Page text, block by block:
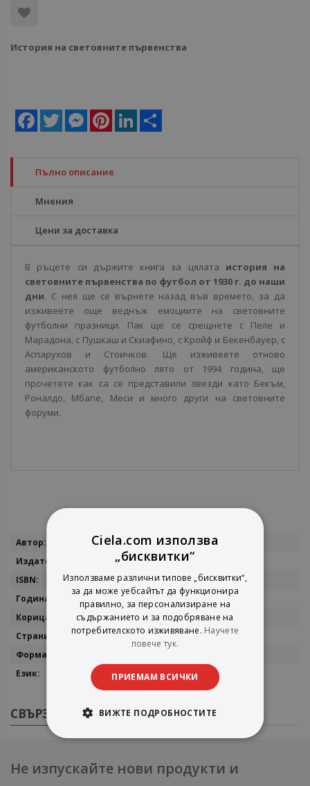
История на световните първенства
Facebook
Twitter MessengerPinterestLinkedIn
Пълно описание
Мнения
Цени за доставка
В ръцете си държите книга за цялата история на
световните първенства по футбол от 1930 г. до наши
дни. С нея ще се върнете назад във времето, за да
изживеете още веднъж емоциите на световните
футболни празници. Пак ще се срещнете с Пеле и
Марадона, с Пушкаш и Скиафино, с Кройф и Бекенбауер, с
Аспарухов и Стоичков. Ще изживеете отново
американското футболно лято от 1994 година, ще
прочетете как са се представили звезди като Бекъм,
Роналдо, Мбапе, Меси и много други на световните
форуми.
Повече
Румен Пайташев
9789543989140
2026
мека
480
български
СВЪРЗАНИ ПРОДУКТИ
Не изпускайте нови продукти и
Ciela.com използва
„бисквитки“
Използваме различни типове „бисквитки“,
за да може уебсайтът да функционира
правилно, за персонализиране на
съдържанието и за подобряване на
потребителското изживяване. Научете
повече тук.
ПРИЕМАМ ВСИЧКИ
ВИЖТЕ ПОДРОБНОСТИТЕ